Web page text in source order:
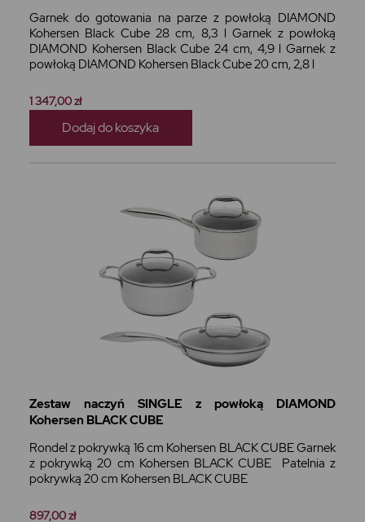
Garnek do gotowania na parze z powłoką DIAMOND
Kohersen Black Cube 28 cm, 8,3 l Garnek z powłoką
DIAMOND Kohersen Black Cube 24 cm, 4,9 l Garnek z
powłoką DIAMOND Kohersen Black Cube 20 cm, 2,8 l
1 347,00 zł
Dodaj do koszyka
Zestaw naczyń SINGLE z powłoką DIAMOND
Kohersen BLACK CUBE
Rondel z pokrywką 16 cm Kohersen BLACK CUBE Garnek
z pokrywką 20 cm Kohersen BLACK CUBE Patelnia z
pokrywką 20 cm Kohersen BLACK CUBE
897,00 zł